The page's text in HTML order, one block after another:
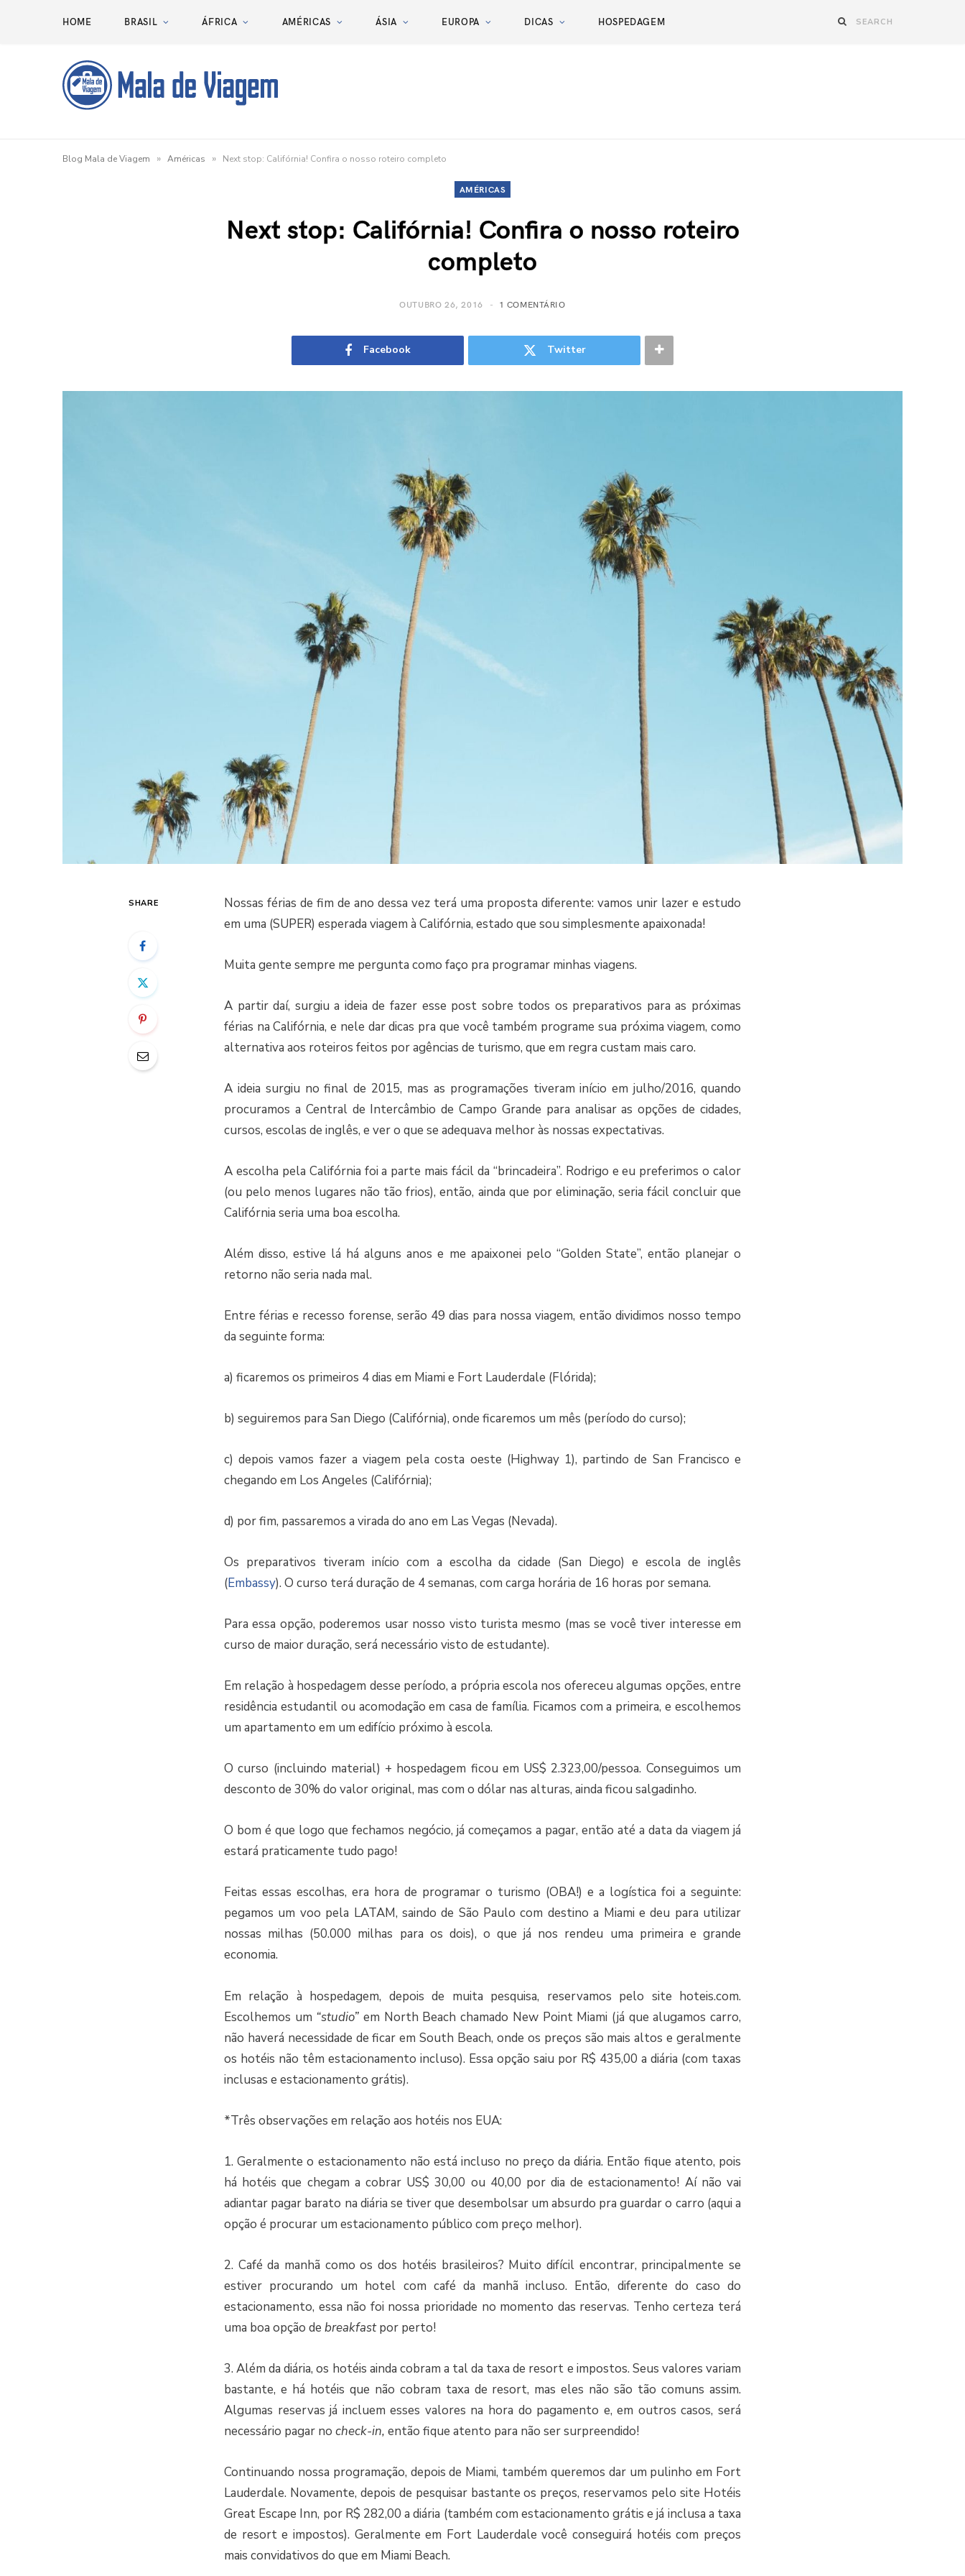
HOME BRASIL ÁFRICA AMÉRICAS ÁSIA EUROPA DICAS HOSPEDAGEM
Blog Mala de Viagem » Américas » Next stop: Califórnia! Confira o nosso roteiro completo
AMÉRICAS
Next stop: Califórnia! Confira o nosso roteiro
completo
OUTUBRO 26, 2016 1 COMENTÁRIO
Facebook Twitter
SHARE
Nossas férias de fim de ano dessa vez terá uma proposta diferente: vamos unir lazer e estudo
em uma (SUPER) esperada viagem à Califórnia, estado que sou simplesmente apaixonada!
Muita gente sempre me pergunta como faço pra programar minhas viagens.
A partir daí, surgiu a ideia de fazer esse post sobre todos os preparativos para as próximas
férias na Califórnia, e nele dar dicas pra que você também programe sua próxima viagem, como
alternativa aos roteiros feitos por agências de turismo, que em regra custam mais caro.
A ideia surgiu no final de 2015, mas as programações tiveram início em julho/2016, quando
procuramos a Central de Intercâmbio de Campo Grande para analisar as opções de cidades,
cursos, escolas de inglês, e ver o que se adequava melhor às nossas expectativas.
A escolha pela Califórnia foi a parte mais fácil da “brincadeira”. Rodrigo e eu preferimos o calor
(ou pelo menos lugares não tão frios), então, ainda que por eliminação, seria fácil concluir que
Califórnia seria uma boa escolha.
Além disso, estive lá há alguns anos e me apaixonei pelo “Golden State”, então planejar o
retorno não seria nada mal.
Entre férias e recesso forense, serão 49 dias para nossa viagem, então dividimos nosso tempo
da seguinte forma:
a) ficaremos os primeiros 4 dias em Miami e Fort Lauderdale (Flórida);
b) seguiremos para San Diego (Califórnia), onde ficaremos um mês (período do curso);
c) depois vamos fazer a viagem pela costa oeste (Highway 1), partindo de San Francisco e
chegando em Los Angeles (Califórnia);
d) por fim, passaremos a virada do ano em Las Vegas (Nevada).
Os preparativos tiveram início com a escolha da cidade (San Diego) e escola de inglês
(Embassy). O curso terá duração de 4 semanas, com carga horária de 16 horas por semana.
Para essa opção, poderemos usar nosso visto turista mesmo (mas se você tiver interesse em
curso de maior duração, será necessário visto de estudante).
Em relação à hospedagem desse período, a própria escola nos ofereceu algumas opções, entre
residência estudantil ou acomodação em casa de família. Ficamos com a primeira, e escolhemos
um apartamento em um edifício próximo à escola.
O curso (incluindo material) + hospedagem ficou em US$ 2.323,00/pessoa. Conseguimos um
desconto de 30% do valor original, mas com o dólar nas alturas, ainda ficou salgadinho.
O bom é que logo que fechamos negócio, já começamos a pagar, então até a data da viagem já
estará praticamente tudo pago!
Feitas essas escolhas, era hora de programar o turismo (OBA!) e a logística foi a seguinte:
pegamos um voo pela LATAM, saindo de São Paulo com destino a Miami e deu para utilizar
nossas milhas (50.000 milhas para os dois), o que já nos rendeu uma primeira e grande
economia.
Em relação à hospedagem, depois de muita pesquisa, reservamos pelo site hoteis.com.
Escolhemos um “studio” em North Beach chamado New Point Miami (já que alugamos carro,
não haverá necessidade de ficar em South Beach, onde os preços são mais altos e geralmente
os hotéis não têm estacionamento incluso). Essa opção saiu por R$ 435,00 a diária (com taxas
inclusas e estacionamento grátis).
*Três observações em relação aos hotéis nos EUA:
1. Geralmente o estacionamento não está incluso no preço da diária. Então fique atento, pois
há hotéis que chegam a cobrar US$ 30,00 ou 40,00 por dia de estacionamento! Aí não vai
adiantar pagar barato na diária se tiver que desembolsar um absurdo pra guardar o carro (aqui a
opção é procurar um estacionamento público com preço melhor).
2. Café da manhã como os dos hotéis brasileiros? Muito difícil encontrar, principalmente se
estiver procurando um hotel com café da manhã incluso. Então, diferente do caso do
estacionamento, essa não foi nossa prioridade no momento das reservas. Tenho certeza terá
uma boa opção de breakfastpor perto!
3. Além da diária, os hotéis ainda cobram a tal da taxa de resort e impostos. Seus valores variam
bastante, e há hotéis que não cobram taxa de resort, mas eles não são tão comuns assim.
Algumas reservas já incluem esses valores na hora do pagamento e, em outros casos, será
necessário pagar no check-in, então fique atento para não ser surpreendido!
Continuando nossa programação, depois de Miami, também queremos dar um pulinho em Fort
Lauderdale. Novamente, depois de pesquisar bastante os preços, reservamos pelo site Hotéis
Great Escape Inn, por R$ 282,00 a diária (também com estacionamento grátis e já inclusa a taxa
de resort e impostos). Geralmente em Fort Lauderdale você conseguirá hotéis com preços
mais convidativos do que em Miami Beach.